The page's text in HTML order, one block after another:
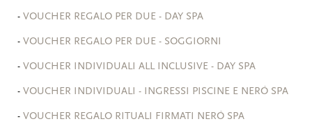
- VOUCHER REGALO PER DUE - DAY SPA
- VOUCHER REGALO PER DUE - SOGGIORNI
- VOUCHER INDIVIDUALI ALL INCLUSIVE - DAY SPA
- VOUCHER INDIVIDUALI - INGRESSI PISCINE E NERÓ SPA
- VOUCHER REGALO RITUALI FIRMATI NERÓ SPA